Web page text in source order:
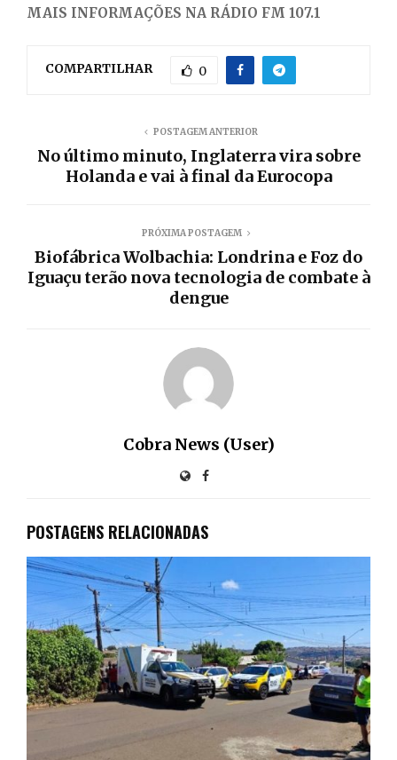
MAIS INFORMAÇÕES NA RÁDIO FM 107.1
COMPARTILHAR 0
POSTAGEM ANTERIOR
No último minuto, Inglaterra vira sobre
Holanda e vai à final da Eurocopa
PRÓXIMA POSTAGEM
Biofábrica Wolbachia: Londrina e Foz do
Iguaçu terão nova tecnologia de combate à
dengue
Cobra News (User)
POSTAGENS RELACIONADAS